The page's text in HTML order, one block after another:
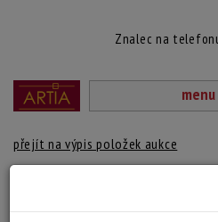
Znalec na
menu
přejít na výpis položek aukce